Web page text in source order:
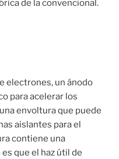
de la convencional.
electrones, un ánodo
para acelerar los
envoltura que puede
aislantes para el
contiene una
que el haz útil de